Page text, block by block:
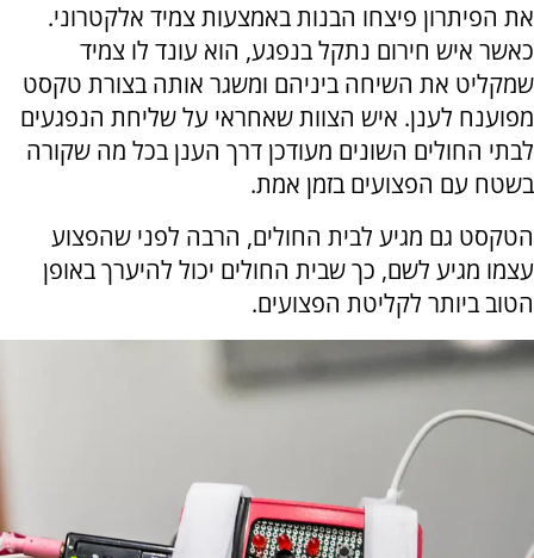
את הפיתרון פיצחו הבנות באמצעות צמיד אלקטרוני.
כאשר איש חירום נתקל בנפגע, הוא עונד לו צמיד
שמקליט את השיחה ביניהם ומשגר אותה בצורת טקסט
מפוענח לענן. איש הצוות שאחראי על שליחת הנפגעים
לבתי החולים השונים מעודכן דרך הענן בכל מה שקורה
בשטח עם הפצועים בזמן אמת.
הטקסט גם מגיע לבית החולים, הרבה לפני שהפצוע
עצמו מגיע לשם, כך שבית החולים יכול להיערך באופן
הטוב ביותר לקליטת הפצועים.